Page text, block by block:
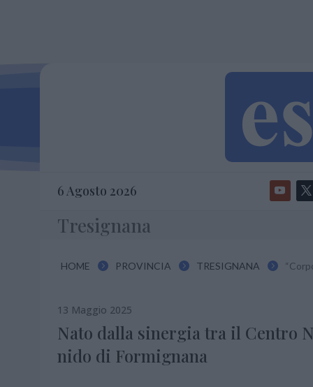
6 Agosto 2026
Tresignana
HOME  PROVINCIA  TRESIGNANA 
13 Maggio 2025
Nato dalla sinergia tra il Centro
nido di Formignana